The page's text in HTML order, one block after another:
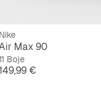
Nike
Max 90
Boje
€